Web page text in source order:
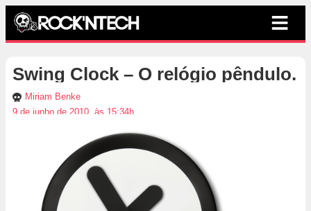
Swing Clock – O relógio pêndulo.
Miriam Benke
9 de junho de 2010, às 15:34h